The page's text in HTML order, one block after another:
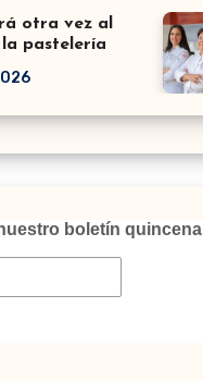
otra vez al
pastelería
boletín quincenal